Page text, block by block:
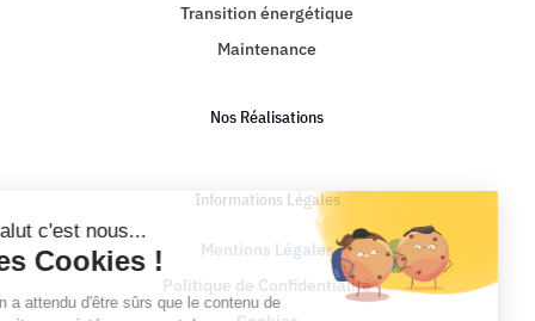
Transition énergétique
Maintenance
Nos Réalisations
Informations Légales
Mentions Légales
Politique de Confidentialité